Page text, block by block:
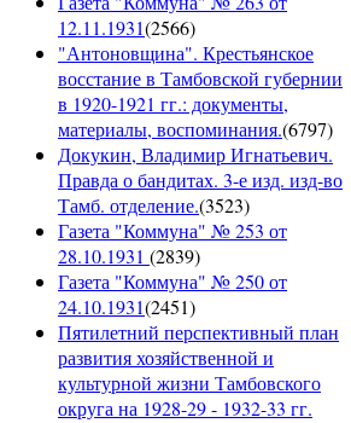
12.11.1931(2566)
"Антоновщина". Крестьянское
восстание в Тамбовской губернии
в 1920-1921 гг.: документы,
материалы, воспоминания.(6797)
Докукин, Владимир Игнатьевич.
Правда о бандитах. 3-е изд. изд-во
Тамб. отделение.(3523)
Газета "Коммуна" № 253 от
28.10.1931 (2839)
Газета "Коммуна" № 250 от
24.10.1931(2451)
Пятилетний перспективный план
развития хозяйственной и
культурной жизни Тамбовского
округа на 1928-29 - 1932-33 гг.